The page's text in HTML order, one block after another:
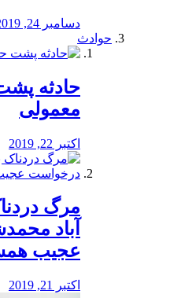
دسامبر 24, 2019
حوادث
️حادثه
معمولی
اکتبر 22, 2019
مرگ
آباد
عجیب
اکتبر 21, 2019